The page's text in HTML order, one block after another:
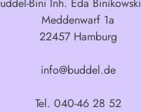
Meddenwarf 1a
22457 Hamburg
info@buddel.de
Tel. 040-46 28 52